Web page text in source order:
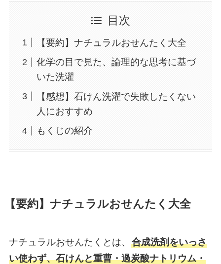
目次
【要約】ナチュラルおせんたく大全
化学の目で見た、論理的な思考に基づ
いた洗濯
【感想】石けん洗濯で失敗したくない
人におすすめ
もくじの紹介
【要約】ナチュラルおせんたく大全
ナチュラルおせんたくとは、 合成洗剤をいっさ
い使わず、石けんと重曹・過炭酸ナトリウム・